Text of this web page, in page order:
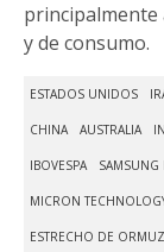
principalmente
y de consumo.
ESTADOS UNIDOS
CHINA AUSTRALIA
IBOVESPA SAMSUNG
MICRON
ESTRECHO DE ORMUZ